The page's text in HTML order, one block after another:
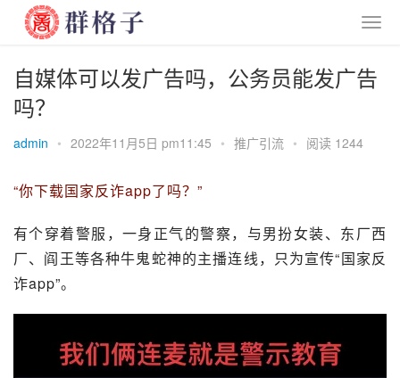
自媒体可以发广告吗，公务员能发广告
吗？
admin • 2022年11月5日 pm11:45 • 推广引流 • 阅读 1244
“你下载国家反诈app了吗？”
有个穿着警服，一身正气的警察，与男扮女装、东厂西
厂、阎王等各种牛鬼蛇神的主播连线，只为宣传“国家反
诈app”。